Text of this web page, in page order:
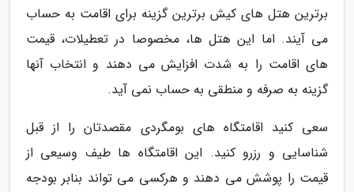
برترین هتل های کیش برترین گزینه برای اقامت به حساب
می آیند. اما این هتل ها، مخصوصا در تعطیلات، قیمت
های اقامت را به شدت افزایش می دهند و انتخاب آنها
گزینه به صرفه و منطقی به حساب نمی آید.
سعی کنید اقامتگاه های بومگردی مقصدتان را از قبل
شناسایی و رزرو کنید. این اقامتگاه ها طیف وسیعی از
قیمت را پوشش می دهند و هرکسی می تواند بنابر بودجه